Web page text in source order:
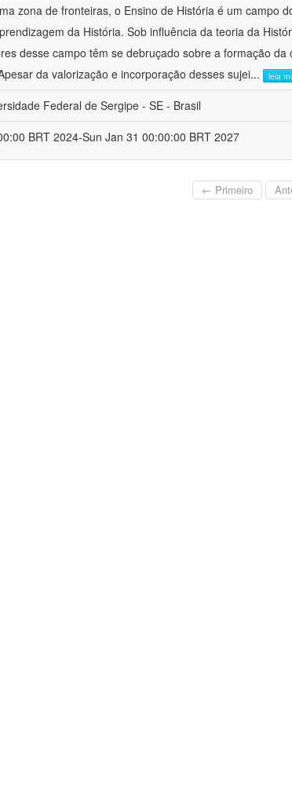
zona de fronteiras, o Ensino de História é um campo
da História. Sob influência da teoria da
desse campo têm se debruçado sobre a formação da
da valorização e incorporação desses sujei... leia
Federal de Sergipe - SE - Brasil
BRT 2024-Sun Jan 31 00:00:00 BRT 2027
← Primeiro